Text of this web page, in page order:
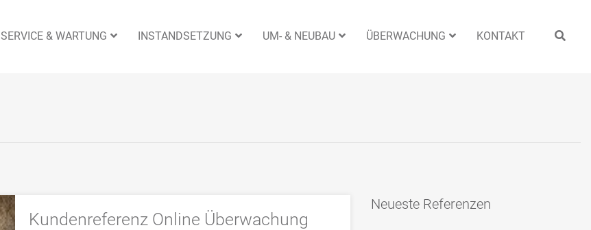
SERVICE & WARTUNG INSTANDSETZUNG UM- & NEUBAU ÜBERWACHUNG KONTAKT
Kundenreferenz Online Überwachung
Neueste Referenzen